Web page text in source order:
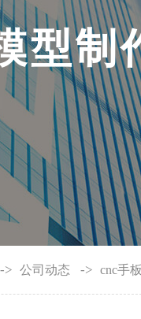
型制
-> 公司动态 -> cnc手